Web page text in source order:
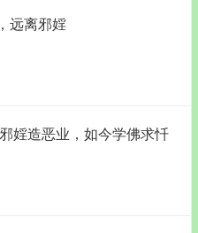
远离邪婬
婬造恶业，如今学佛求忏